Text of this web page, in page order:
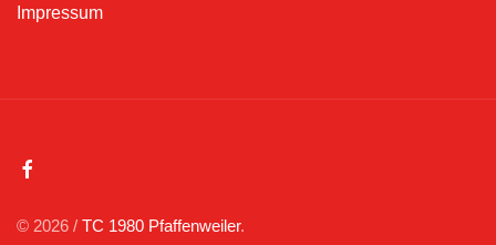
Impressum
© 2026 / TC 1980 Pfaffenweiler.